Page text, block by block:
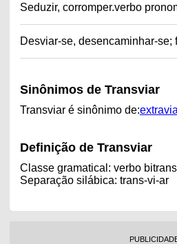
Seduzir, corromper.verbo
Desviar-se, desencaminhar-se;
Sinônimos de Transviar
Transviar é sinônimo de:
Definição de Transviar
Classe gramatical: verbo
Separação silábica: trans-vi-ar